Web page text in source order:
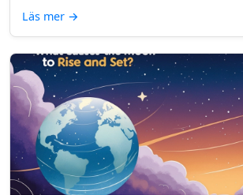
Läs mer →